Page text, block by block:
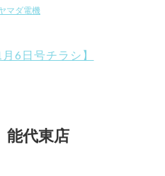
マダ電機
6日号チラシ】
能代東店